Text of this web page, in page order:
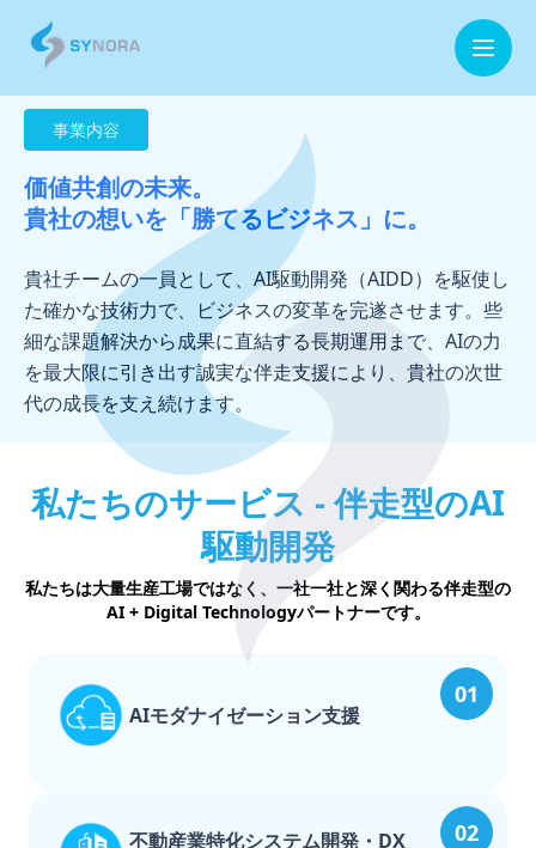
ホーム
企業情報
事業内容
お役立ち情報
お問合せ
事業内容
価値共創の未来。
貴社の想いを「勝てるビジネス」に。
貴社チームの一員として、AI駆動開発（AIDD）を駆使し
た確かな技術力で、ビジネスの変革を完遂させます。些
細な課題解決から成果に直結する長期運用まで、AIの力
を最大限に引き出す誠実な伴走支援により、貴社の次世
代の成長を支え続けます。
私たちのサービス - 伴走型のAI
駆動開発
私たちは大量生産工場ではなく、一社一社と深く関わる伴走型の
AI + Digital Technologyパートナーです。
01
AIモダナイゼーション支援
02
不動産業特化システム開発・DX